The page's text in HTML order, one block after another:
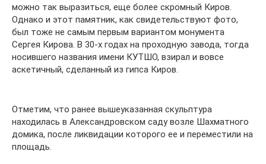
можно так выразиться, еще более скромный Киров.
Однако и этот памятник, как свидетельствуют фото,
был тоже не самым первым вариантом монумента
Сергея Кирова. В 30-х годах на проходную завода, тогда
носившего названия имени КУТШО, взирал и вовсе
аскетичный, сделанный из гипса Киров.
Отметим, что ранее вышеуказанная скульптура
находилась в Александровском саду возле Шахматного
домика, после ликвидации которого ее и переместили на
площадь.